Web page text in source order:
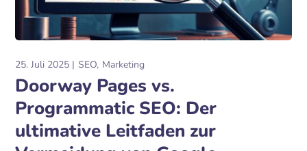
25. Juli 2025 SEO Marketing
Doorway Pages vs.
Programmatic SEO: Der
ultimative Leitfaden zur